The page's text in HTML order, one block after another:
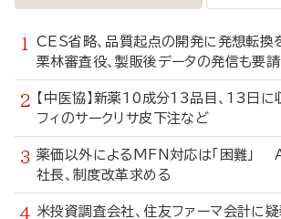
CES省略、品質起点の開発に発想転
栗林審査役、製販後データの発信も要請
【中医協】新薬10成分13品目、13日
フィのサークリサ皮下注など
薬価以外によるMFN対応は「困難」
社長、制度改革求める
米投資調査会社、住友ファーマ会計